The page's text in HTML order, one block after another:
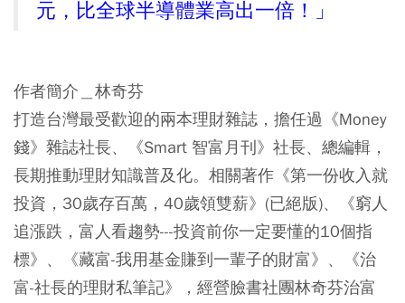
元，比全球半導體業高出一倍！」
作者簡介＿林奇芬
打造台灣最受歡迎的兩本理財雜誌，擔任過《Money
錢》雜誌社長、《Smart 智富月刊》社長、總編輯，
長期推動理財知識普及化。相關著作《第一份收入就
投資，30歲存百萬，40歲領雙薪》(已絕版)、《窮人
追漲跌，富人看趨勢---投資前你一定要懂的10個指
標》、《藏富-我用基金賺到一輩子的財富》、《治
富-社長的理財私筆記》，經營臉書社團林奇芬治富